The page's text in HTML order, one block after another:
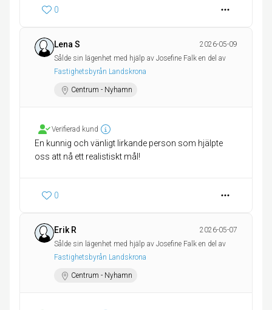
0
Lena S
2026-05-09
Sålde sin lägenhet med hjälp av Josefine Falk en del av
Fastighetsbyrån Landskrona
Centrum - Nyhamn
Verifierad kund
En kunnig och vänligt lirkande person som hjälpte
oss att nå ett realistiskt mål!
0
Erik R
2026-05-07
Sålde sin lägenhet med hjälp av Josefine Falk en del av
Fastighetsbyrån Landskrona
Centrum - Nyhamn